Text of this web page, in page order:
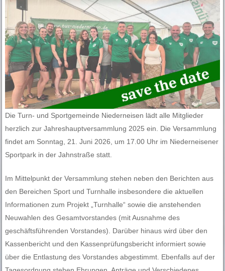
Die Turn- und Sportgemeinde Niederneisen lädt alle Mitglieder
herzlich zur Jahreshauptversammlung 2025 ein. Die Versammlung
findet am Sonntag, 21. Juni 2026, um 17.00 Uhr im Niederneisener
Sportpark in der Jahnstraße statt.
Im Mittelpunkt der Versammlung stehen neben den Berichten aus
den Bereichen Sport und Turnhalle insbesondere die aktuellen
Informationen zum Projekt „Turnhalle“ sowie die anstehenden
Neuwahlen des Gesamtvorstandes (mit Ausnahme des
geschäftsführenden Vorstandes). Darüber hinaus wird über den
Kassenbericht und den Kassenprüfungsbericht informiert sowie
über die Entlastung des Vorstandes abgestimmt. Ebenfalls auf der